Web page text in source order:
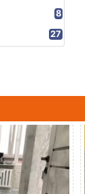
8
27